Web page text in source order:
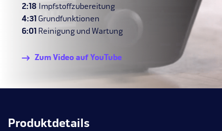
2:18 Impfstoffzubereitung
4:31
Grundfunktionen
6:01
Reinigung und Wartung
Zum Video auf YouTube
Produktdetails